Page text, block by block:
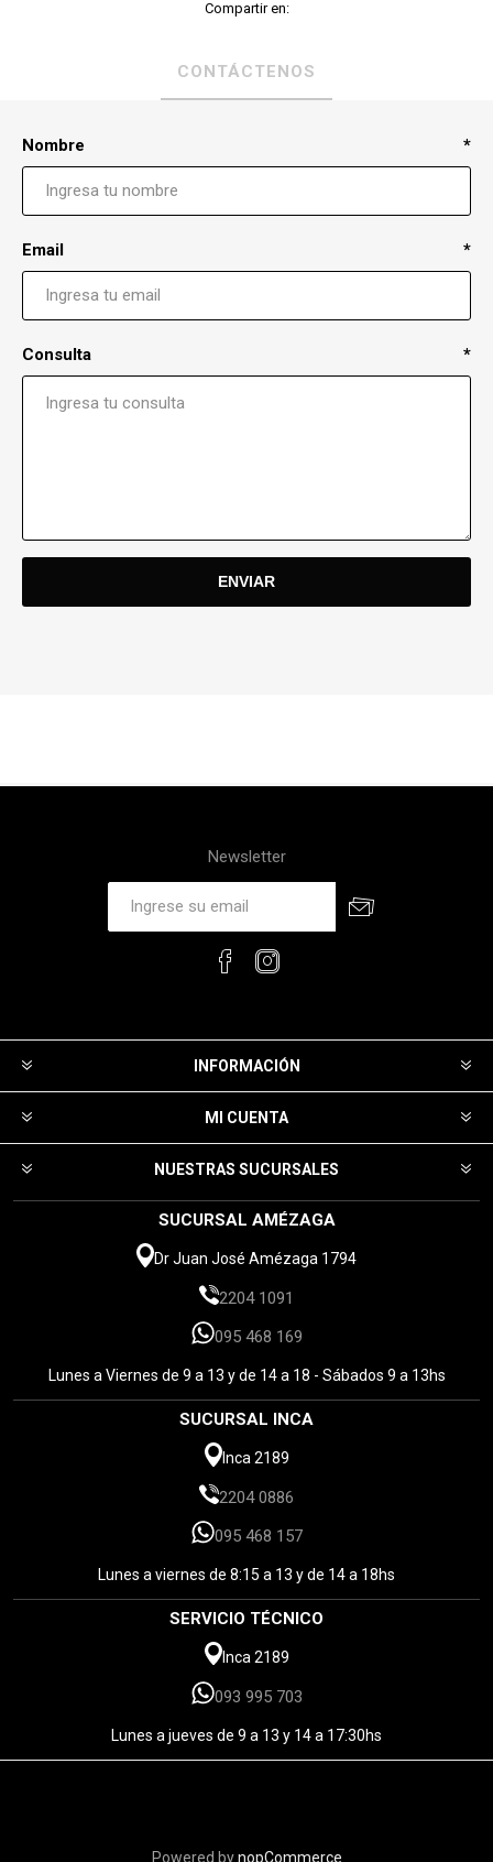
Compartir en:
CONTÁCTENOS
Nombre *
Email *
Consulta *
Newsletter
INFORMACIÓN
MI CUENTA
NUESTRAS SUCURSALES
SUCURSAL AMÉZAGA
Dr Juan José Amézaga 1794
2204 1091
095 468 169
Lunes a Viernes de 9 a 13 y de 14 a 18 - Sábados 9 a 13hs
SUCURSAL INCA
Inca 2189
2204 0886
095 468 157
Lunes a viernes de 8:15 a 13 y de 14 a 18hs
SERVICIO TÉCNICO
Inca 2189
093 995 703
Lunes a jueves de 9 a 13 y 14 a 17:30hs
Powered bynopCommerce